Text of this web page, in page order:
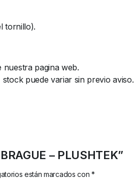
tornillo).
nuestra pagina web.
puede variar sin previo aviso.
– PLUSHTEK”
están marcados con *